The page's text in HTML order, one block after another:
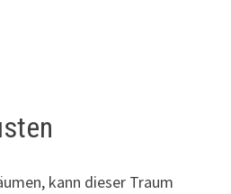
kann dieser Traum